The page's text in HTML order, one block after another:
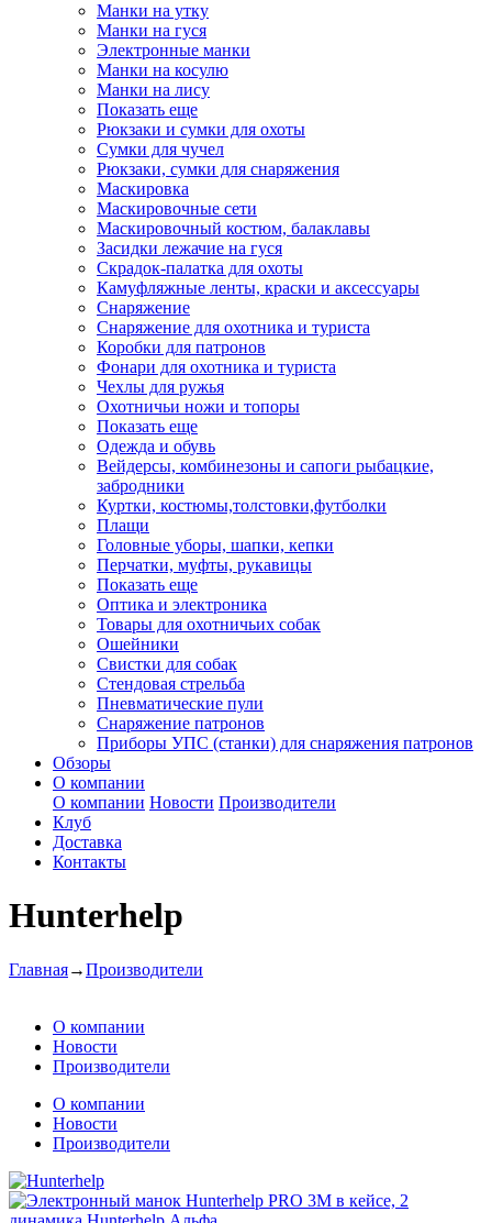
Манки на утку
Манки на гуся
Электронные манки
Манки на косулю
Манки на лису
Показать еще
Рюкзаки и сумки для охоты
Сумки для чучел
Рюкзаки, сумки для снаряжения
Маскировка
Маскировочные сети
Маскировочный костюм, балаклавы
Засидки лежачие на гуся
Скрадок-палатка для охоты
Камуфляжные ленты, краски и аксессуары
Снаряжение
Снаряжение для охотника и туриста
Коробки для патронов
Фонари для охотника и туриста
Чехлы для ружья
Охотничьи ножи и топоры
Показать еще
Одежда и обувь
Вейдерсы, комбинезоны и сапоги рыбацкие,
забродники
Куртки, костюмы,толстовки,футболки
Плащи
Головные уборы, шапки, кепки
Перчатки, муфты, рукавицы
Показать еще
Оптика и электроника
Товары для охотничьих собак
Ошейники
Свистки для собак
Стендовая стрельба
Пневматические пули
Снаряжение патронов
Приборы УПС (станки) для снаряжения патронов
Обзоры
О компании
О компании Новости Производители
Клуб
Доставка
Контакты
Hunterhelp
Главная→Производители
О компании
Новости
Производители
О компании
Новости
Производители